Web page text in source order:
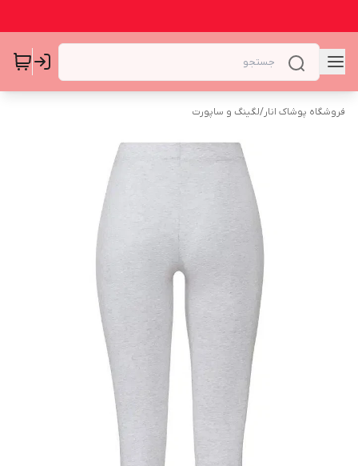
فروشگاه پوشاک انار/لگینگ و ساپورت